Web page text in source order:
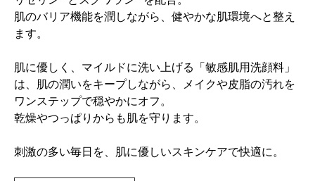
肌のバリア機能を潤しながら、健やかな肌環境へと整え
ます。
肌に優しく、マイルドに洗い上げる「敏感肌用洗顔料」
は、肌の潤いをキープしながら、メイクや皮脂の汚れを
ワンステップで穏やかにオフ。
乾燥やつっぱりからも肌を守ります。
刺激の多い毎日を、肌に優しいスキンケアで快適に。